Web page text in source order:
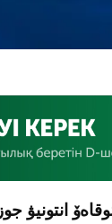
انتونيۋ